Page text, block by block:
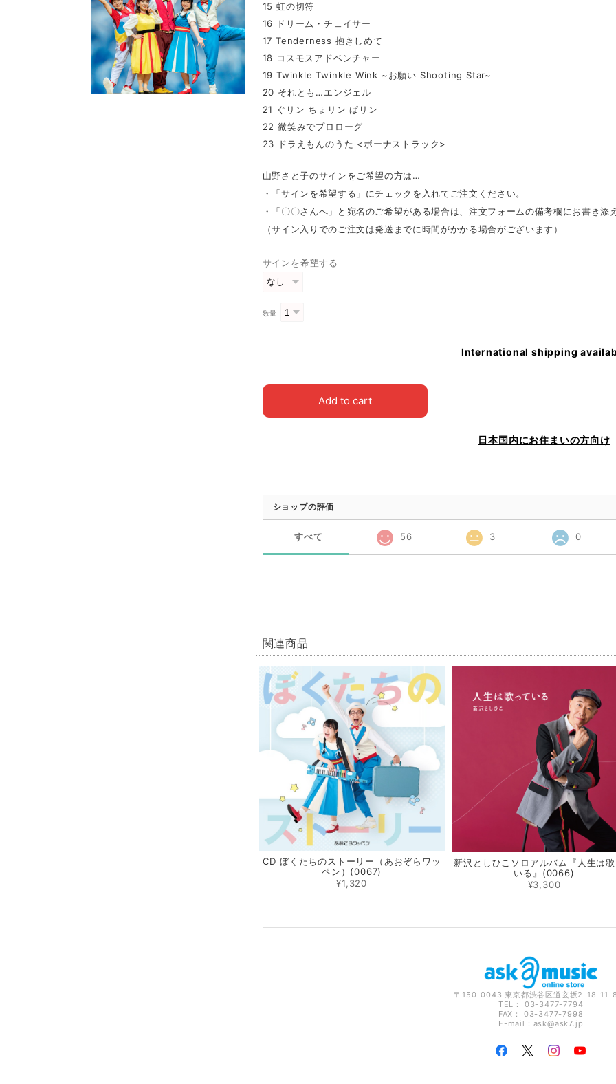
15 虹の切符
16 ドリーム・チェイサー
17 Tenderness 抱きしめて
18 コスモスアドベンチャー
19 Twinkle Twinkle Wink ~お願い Shooting Star~
20 それとも…エンジェル
21 ぐリン ちょリン ぱリン
22 微笑みでプロローグ
23 ドラえもんのうた <ボーナストラック>
山野さと子のサインをご希望の方は…
・「サインを希望する」にチェックを入れてご注文ください。
・「〇〇さんへ」と宛名のご希望がある場合は、注文フォームの備考欄にお書き添
（サイン入りでのご注文は発送までに時間がかかる場合がございます）
サインを希望する
数量
International shipping
Add to cart
日本国内にお住まいの方向け
ショップの評価
すべて 56 3 0
関連商品
CD ぼくたちのストーリー（あおぞらワッ
ペン）(0067)
¥1,320
新沢としひこソロアルバム『人生は
いる』(0066)
¥3,300
〒150-0043 東京都渋谷区道玄坂2-18-11-
TEL： 03-3477-7794
FAX： 03-3477-7998
E-mail： ask@ask7.jp